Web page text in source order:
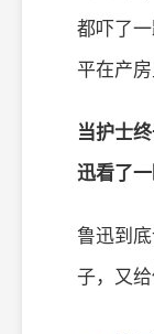
都吓了
平在产
当护士
迅看了一
鲁迅到
子，又